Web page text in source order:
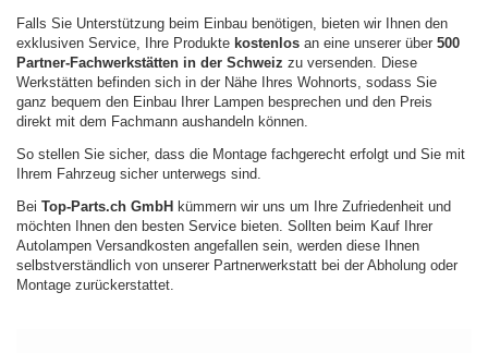
Falls Sie Unterstützung beim Einbau benötigen, bieten wir Ihnen den
exklusiven Service, Ihre Produkte kostenlosan eine unserer über500
Partner-Fachwerkstätten in der Schweiz zu versenden. Diese
Werkstätten befinden sich in der Nähe Ihres Wohnorts, sodass Sie
ganz bequem den Einbau Ihrer Lampen besprechen und den Preis
direkt mit dem Fachmann aushandeln können.
So stellen Sie sicher, dass die Montage fachgerecht erfolgt und Sie mit
Ihrem Fahrzeug sicher unterwegs sind.
BeiTop-Parts.ch GmbH kümmern wir uns um Ihre Zufriedenheit und
möchten Ihnen den besten Service bieten. Sollten beim Kauf Ihrer
Autolampen Versandkosten angefallen sein, werden diese Ihnen
selbstverständlich von unserer Partnerwerkstatt bei der Abholung oder
Montage zurückerstattet.